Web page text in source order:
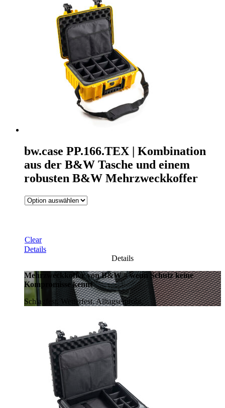
bw.case PP.166.TEX | Kombination
aus der B&W Tasche und einem
robusten B&W Mehrzweckkoffer
Clear
Details
Details
Mehrzweckkoffer von B&W – wenn Schutz keine
Kompromisse kennt
Schlagfest. Wetterfest. Alltagserprobt.